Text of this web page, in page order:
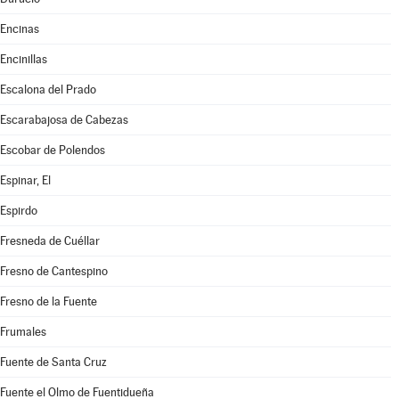
Encinas
Encinillas
Escalona del Prado
Escarabajosa de Cabezas
Escobar de Polendos
Espinar, El
Espirdo
Fresneda de Cuéllar
Fresno de Cantespino
Fresno de la Fuente
Frumales
Fuente de Santa Cruz
Fuente el Olmo de Fuentidueña